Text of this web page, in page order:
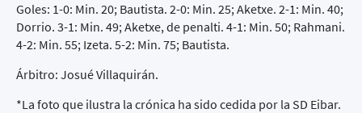
Goles: 1-0: Min. 20; Bautista. 2-0: Min. 25; Aketxe. 2-1: Min. 40;
Dorrio. 3-1: Min. 49; Aketxe, de penalti. 4-1: Min. 50; Rahmani.
4-2: Min. 55; Izeta. 5-2: Min. 75; Bautista.
Árbitro: Josué Villaquirán.
*La foto que ilustra la crónica ha sido cedida por la SD Eibar.